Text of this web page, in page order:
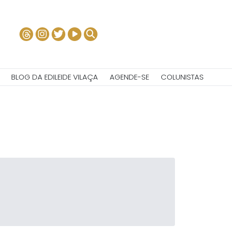
BLOG DA EDILEIDE VILAÇA AGENDE-SE COLUNISTAS